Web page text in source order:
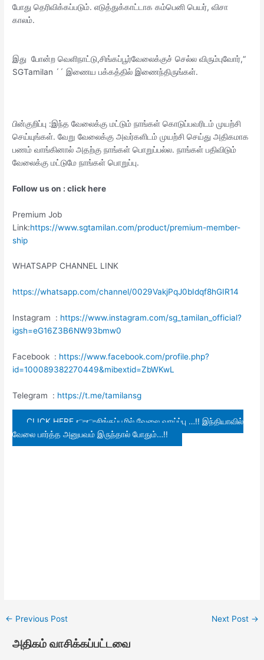
போது தெரிவிக்கப்படும். எடுத்துக்காட்டாக கம்பெனி பெயர், விசா
காலம்.
இது போன்ற வெளிநாட்டு,சிங்கப்பூர்வேலைக்குச் செல்ல விரும்புவோர்,“
SGTamilan ´´ இணைய பக்கத்தில் இணைந்திருங்கள்.
பின்குறிப்பு :இந்த வேலைக்கு மட்டும் நாங்கள் கொடுப்பவரிடம் முயற்சி
செய்யுங்கள். வேறு வேலைக்கு அவர்களிடம் முயற்சி செய்து அதிகமாக
பணம் வாங்கினால் அதற்கு நாங்கள் பொறுப்பல்ல. நாங்கள் பதிவிடும்
வேலைக்கு மட்டுமே நாங்கள் பொறுப்பு.
Follow us on : click here
Premium Job
Link:https://www.sgtamilan.com/product/premium-member-
ship
WHATSAPP CHANNEL LINK
https://whatsapp.com/channel/0029VakjPqJ0bIdqf8hGIR14
Instagram : https://www.instagram.com/sg_tamilan_official?
igsh=eG16Z3B6NW93bmw0
Facebook : https://www.facebook.com/profile.php?
id=100089382270449&mibextid=ZbWKwL
Telegram : https://t.me/tamilansg
CLICK HERE 👉👉சிங்கப்பூரில் வேலை வாய்ப்பு …!! இந்தியாவில்
வேலை பார்த்த அனுபவம் இருந்தால் போதும்…!!
← Previous Post Next Post →
அதிகம் வாசிக்கப்பட்டவை